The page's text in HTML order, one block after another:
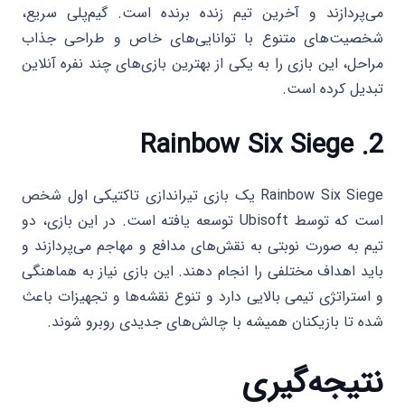
می‌پردازند و آخرین تیم زنده برنده است. گیم‌پلی سریع،
شخصیت‌های متنوع با توانایی‌های خاص و طراحی جذاب
مراحل، این بازی را به یکی از بهترین بازی‌های چند نفره آنلاین
تبدیل کرده است.
2.
Rainbow Six Siege
Rainbow Six Siege یک بازی تیراندازی تاکتیکی اول شخص
است که توسط Ubisoft توسعه یافته است. در این بازی، دو
تیم به صورت نوبتی به نقش‌های مدافع و مهاجم می‌پردازند و
باید اهداف مختلفی را انجام دهند. این بازی نیاز به هماهنگی
و استراتژی تیمی بالایی دارد و تنوع نقشه‌ها و تجهیزات باعث
شده تا بازیکنان همیشه با چالش‌های جدیدی روبرو شوند.
نتیجه‌گیری